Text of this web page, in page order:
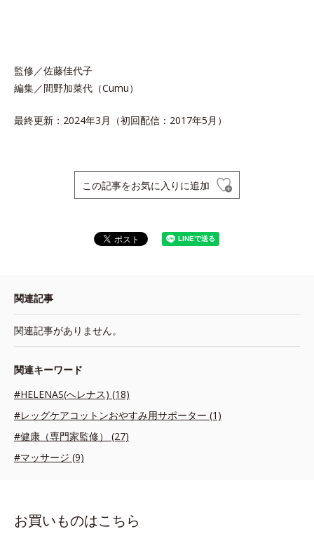
監修／佐藤佳代子
編集／間野加菜代（Cumu）
最終更新：2024年3月（初回配信：2017年5月）
この記事をお気に入りに追加
関連記事
関連記事がありません。
関連キーワード
#HELENAS(へレナス) (18)
#レッグケアコットンおやすみ用サポーター (1)
#健康（専門家監修） (27)
#マッサージ (9)
お買いものはこちら